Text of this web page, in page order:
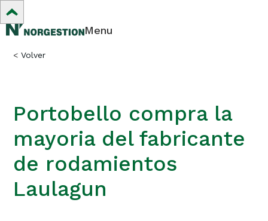
Menu
< Volver
Portobello compra la
mayoria del fabricante
de rodamientos
Laulagun